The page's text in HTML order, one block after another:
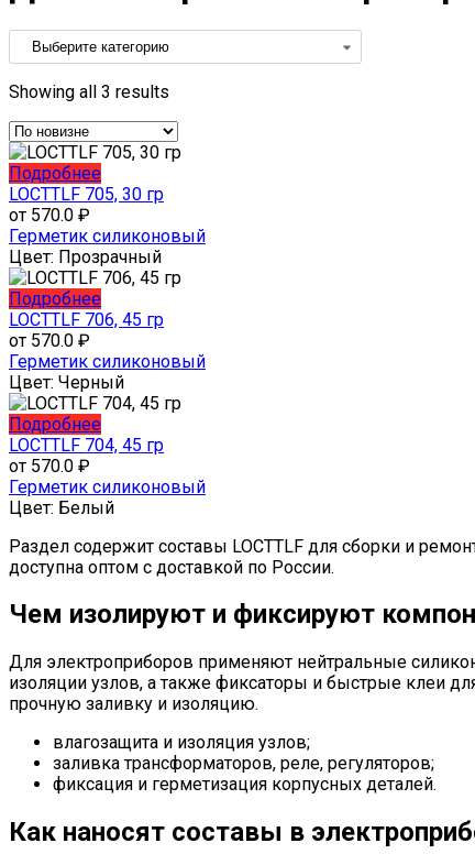
Showing all 3 results
ПодробнееЭтот
товар
несколько
вариаций.
Опции
можно
выбрать
странице
товара.
LOCTTLF 705, 30 гр
от 570.0 ₽
Герметик силиконовый
Цвет: Прозрачный
ПодробнееЭтот
товар
несколько
вариаций.
Опции
можно
выбрать
странице
товара.
LOCTTLF 706, 45 гр
от 570.0 ₽
Герметик силиконовый
Цвет: Черный
ПодробнееЭтот
товар
несколько
вариаций.
можно
выбрать
странице
товара.
LOCTTLF 704, 45 гр
от 570.0 ₽
Герметик силиконовый
Цвет: Белый
Раздел содержит составы LOCTTLF для сборки и
доступна оптом с доставкой по России.
Чем изолируют и фиксируют
Для электроприборов применяют нейтральные
изоляции узлов, а также фиксаторы и быстрые клеи
прочную заливку и изоляцию.
влагозащита и изоляция узлов;
заливка трансформаторов, реле, регуляторов;
фиксация и герметизация корпусных деталей.
Как наносят составы в